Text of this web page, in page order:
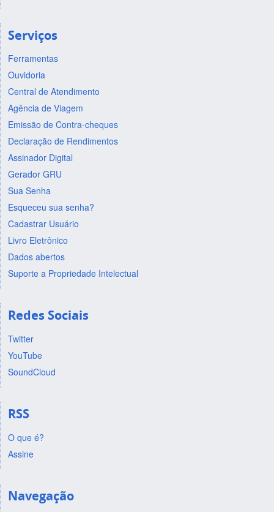
Serviços
Ferramentas
Ouvidoria
Central de Atendimento
Agência de Viagem
Emissão de Contra-cheques
Declaração de Rendimentos
Assinador Digital
Gerador GRU
Sua Senha
Esqueceu sua senha?
Cadastrar Usuário
Livro Eletrônico
Dados abertos
Suporte a Propriedade Intelectual
Redes Sociais
Twitter
YouTube
SoundCloud
RSS
O que é?
Assine
Navegação